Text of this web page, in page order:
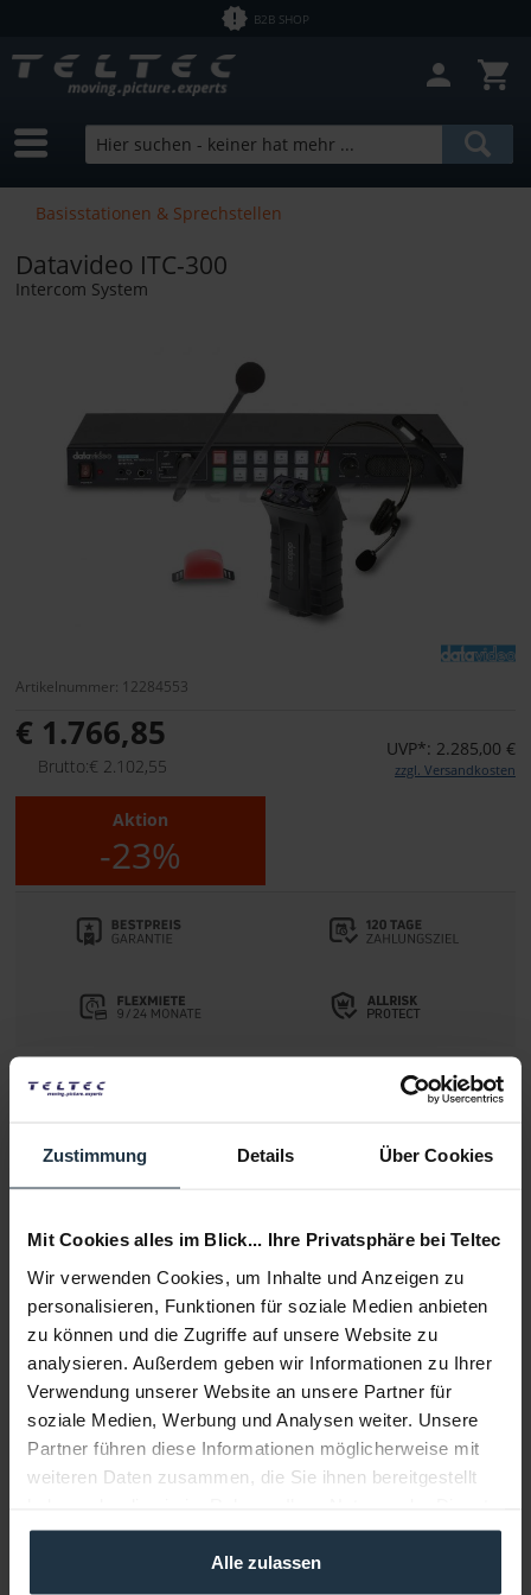
Zustimmung Details Über Cookies
Mit Cookies alles im Blick... Ihre Privatsphäre bei Teltec
Wir verwenden Cookies, um Inhalte und Anzeigen zu
personalisieren, Funktionen für soziale Medien anbieten
zu können und die Zugriffe auf unsere Website zu
analysieren. Außerdem geben wir Informationen zu Ihrer
Verwendung unserer Website an unsere Partner für
soziale Medien, Werbung und Analysen weiter. Unsere
Partner führen diese Informationen möglicherweise mit
weiteren Daten zusammen, die Sie ihnen bereitgestellt
gesammelt haben.
Alle zulassen
B2B SHOP
Basisstationen & Sprechstellen
Datavideo ITC-300
Intercom System
Artikelnummer: 12284553
€ 1.766,85
Brutto:€ 2.102,55
UVP*: 2.285,00 €
zzgl. Versandkosten
Aktion
-23%
Lieferzeit:
Beschreibung
Datavideo ITC-300 Intercom System ist ein
kabelgebundenes kommunikationssystem inklusive...
Beratung
Medien